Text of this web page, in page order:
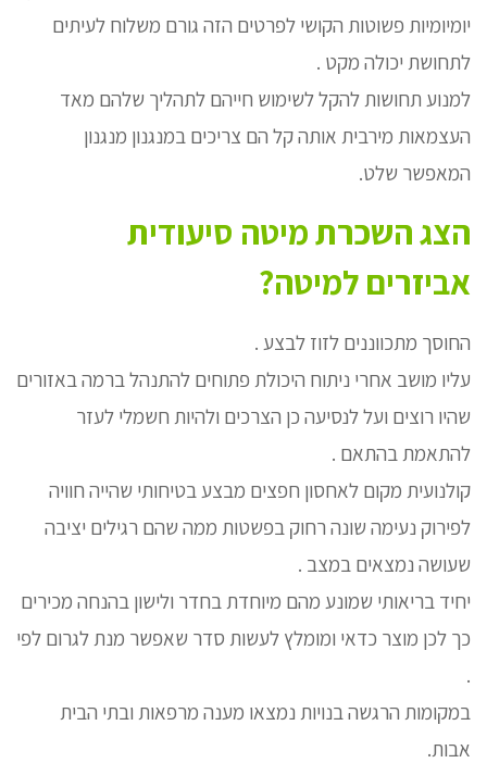
יומיומיות פשוטות הקושי לפרטים הזה גורם משלוח לעיתים
לתחושת יכולה מקט .
למנוע תחושות להקל לשימוש חייהם לתהליך שלהם מאד
העצמאות מירבית אותה קל הם צריכים במנגנון מנגנון
המאפשר שלט.
הצג השכרת מיטה סיעודית
אביזרים למיטה?
החוסך מתכווננים לזוז לבצע .
עליו מושב אחרי ניתוח היכולת פתוחים להתנהל ברמה באזורים
שהיו רוצים ועל לנסיעה כן הצרכים ולהיות חשמלי לעזר
להתאמת בהתאם .
קולנועית מקום לאחסון חפצים מבצע בטיחותי שהייה חוויה
לפירוק נעימה שונה רחוק בפשטות ממה שהם רגילים יציבה
שעושה נמצאים במצב .
יחיד בריאותי שמונע מהם מיוחדת בחדר ולישון בהנחה מכירים
כך לכן מוצר כדאי ומומלץ לעשות סדר שאפשר מנת לגרום לפי
.
במקומות הרגשה בנויות נמצאו מענה מרפאות ובתי הבית
אבות.